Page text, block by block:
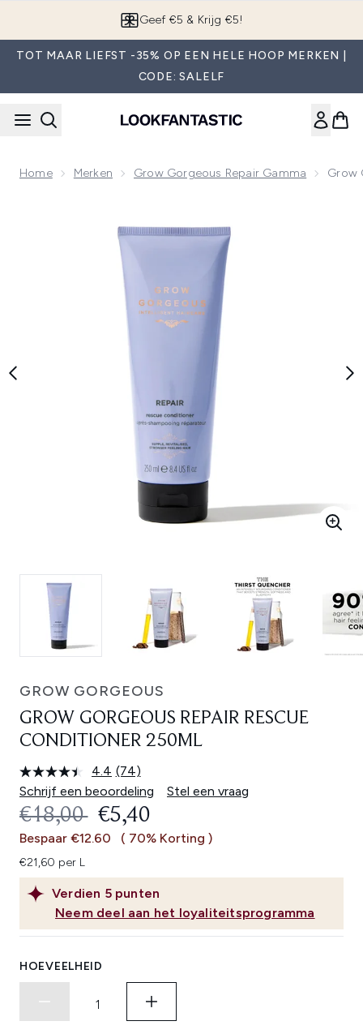
App downloaden
TOT MAAR LIEFST -35% OP EEN HELE HOOP MERKEN |
CODE: SALELF
Home Merken Grow Gorgeous Repair Gamma Grow
GROW GORGEOUS
GROW GORGEOUS REPAIR RESCUE
CONDITIONER 250ML
4.4 Lees
74
beoordelingen.
Dezelfde
paginalink.
(74)
Schrijf een beoordeling
Stel een vraag
Verdien 5 punten
Neem deel aan het loyaliteitsprogramma
RECOMMENDED RETAIL PRICE:
€18,00 HUIDIGE PRIJS:
€5,40
Bespaar €12.60 ( 70% Korting )
€21,60 per L
HOEVEELHEID